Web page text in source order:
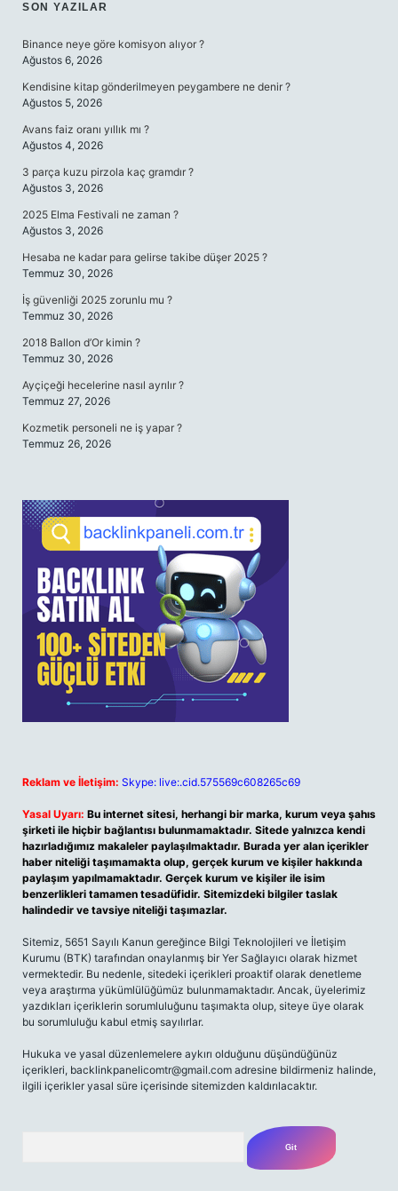
SIDEBAR
SON YAZILAR
Binance neye göre komisyon alıyor ?
Ağustos 6, 2026
Kendisine kitap gönderilmeyen peygambere ne denir ?
Ağustos 5, 2026
Avans faiz oranı yıllık mı ?
Ağustos 4, 2026
3 parça kuzu pirzola kaç gramdır ?
Ağustos 3, 2026
2025 Elma Festivali ne zaman ?
Ağustos 3, 2026
Hesaba ne kadar para gelirse takibe düşer 2025 ?
Temmuz 30, 2026
İş güvenliği 2025 zorunlu mu ?
Temmuz 30, 2026
2018 Ballon d’Or kimin ?
Temmuz 30, 2026
Ayçiçeği hecelerine nasıl ayrılır ?
Temmuz 27, 2026
Kozmetik personeli ne iş yapar ?
Temmuz 26, 2026
Reklam ve İletişim: Skype: live:.cid.575569c608265c69
Yasal Uyarı: Bu internet sitesi, herhangi bir marka, kurum veya şahıs
şirketi ile hiçbir bağlantısı bulunmamaktadır. Sitede yalnızca kendi
hazırladığımız makaleler paylaşılmaktadır. Burada yer alan içerikler
haber niteliği taşımamakta olup, gerçek kurum ve kişiler hakkında
paylaşım yapılmamaktadır. Gerçek kurum ve kişiler ile isim
benzerlikleri tamamen tesadüfidir. Sitemizdeki bilgiler taslak
halindedir ve tavsiye niteliği taşımazlar.
Sitemiz, 5651 Sayılı Kanun gereğince Bilgi Teknolojileri ve İletişim
Kurumu (BTK) tarafından onaylanmış bir Yer Sağlayıcı olarak hizmet
vermektedir. Bu nedenle, sitedeki içerikleri proaktif olarak denetleme
veya araştırma yükümlülüğümüz bulunmamaktadır. Ancak, üyelerimiz
yazdıkları içeriklerin sorumluluğunu taşımakta olup, siteye üye olarak
bu sorumluluğu kabul etmiş sayılırlar.
Hukuka ve yasal düzenlemelere aykırı olduğunu düşündüğünüz
içerikleri, backlinkpanelicomtr@gmail.com adresine bildirmeniz halinde,
ilgili içerikler yasal süre içerisinde sitemizden kaldırılacaktır.